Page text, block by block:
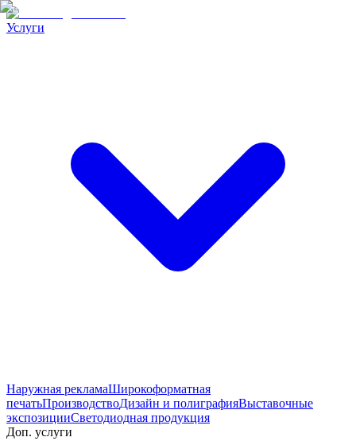
Услуги
Наружная рекламаШирокоформатная
печатьПроизводствоДизайн и полиграфияВыставочные
экспозицииСветодиодная продукция
Доп. услуги